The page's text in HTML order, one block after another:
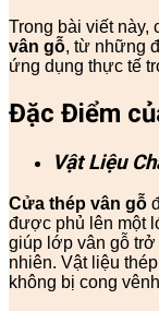
Trong bài viết này,
vân gỗ, từ những
ứng dụng thực tế
Đặc Điểm
Vật Liệu
Cửa thép vân gỗ
được phủ lên một
giúp lớp vân gỗ
nhiên. Vật liệu
không bị cong